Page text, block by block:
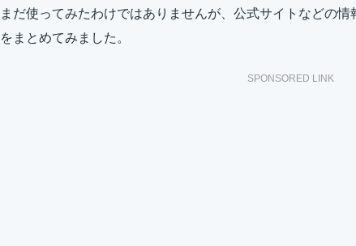
まだ使ってみたわけではありませんが、公式サイトなどの
をまとめてみました。
SPONSORED LINK